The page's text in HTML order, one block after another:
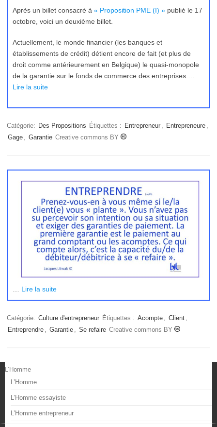
Après un billet consacré à « Proposition PME (I) » publié le 17
octobre, voici un deuxième billet.
Actuellement, le monde financier (les banques et
établissements de crédit) détient encore de fait (et plus de
droit comme antérieurement en Belgique) le quasi-monopole
de la garantie sur le fonds de commerce des entreprises.…
Lire la suite
Catégorie: Des Propositions Étiquettes : Entrepreneur , Entrepreneure ,
Gage , Garantie Creative commons BY
Lire la suite
Catégorie: Culture d'entrepreneur Étiquettes : Acompte Client
Entreprendre
Garantie Se refaire Creative commons BY
L’Homme
L’Homme
L’Homme essayiste
L’Homme entrepreneur